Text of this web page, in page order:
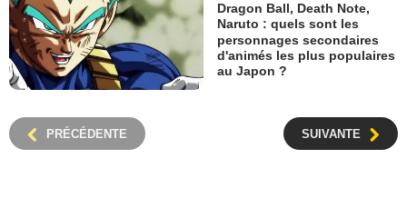
Dragon Ball, Death Note,
Naruto : quels sont les
personnages secondaires
d'animés les plus populaires
au Japon ?
PRÉCÉDENTE SUIVANTE